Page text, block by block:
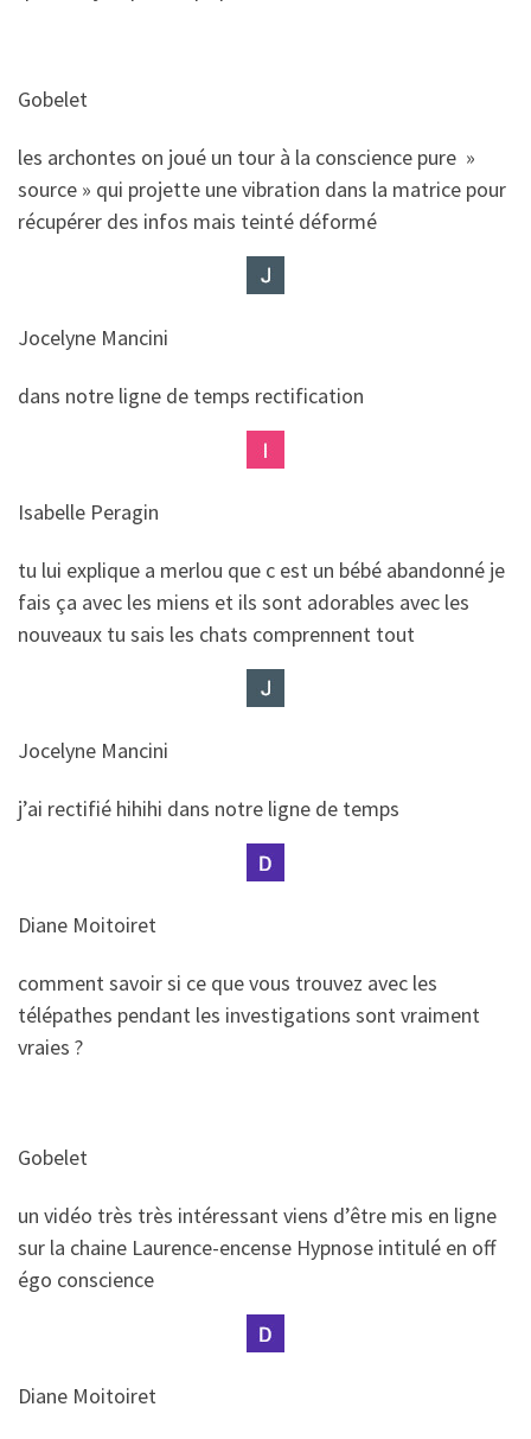
Gobelet
​​les archontes on joué un tour à la conscience pure »
source » qui projette une vibration dans la matrice pour
récupérer des infos mais teinté déformé
Jocelyne Mancini
​​dans notre ligne de temps rectification
Isabelle Peragin
​​tu lui explique a merlou que c est un bébé abandonné je
fais ça avec les miens et ils sont adorables avec les
nouveaux tu sais les chats comprennent tout
Jocelyne Mancini
​​j’ai rectifié hihihi dans notre ligne de temps
Diane Moitoiret
​​comment savoir si ce que vous trouvez avec les
télépathes pendant les investigations sont vraiment
vraies ?
Gobelet
​​un vidéo très très intéressant viens d’être mis en ligne
sur la chaine Laurence-encense Hypnose intitulé en off
égo conscience
Diane Moitoiret